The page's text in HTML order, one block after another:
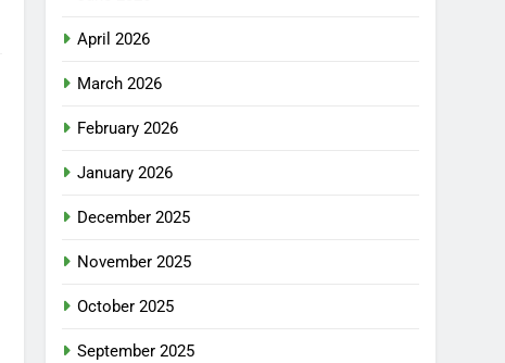
April 2026
March 2026
February 2026
January 2026
December 2025
November 2025
October 2025
September 2025